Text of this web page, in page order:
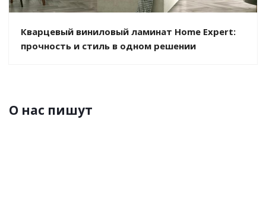
Кварцевый виниловый ламинат Home Expert:
прочность и стиль в одном решении
О нас пишут